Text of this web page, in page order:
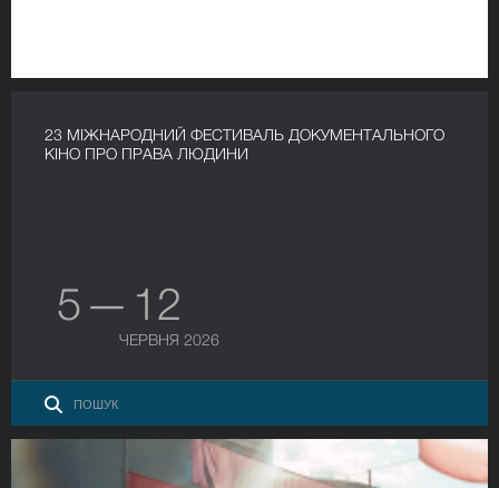
23 МІЖНАРОДНИЙ ФЕСТИВАЛЬ ДОКУМЕНТАЛЬНОГО
КІНО ПРО ПРАВА ЛЮДИНИ
5 — 12
ЧЕРВНЯ 2026